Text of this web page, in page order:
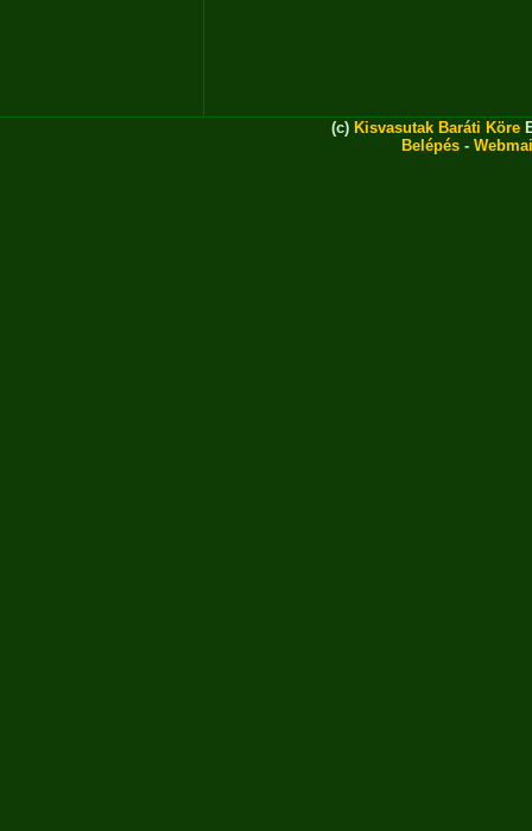
(c) Kisvasutak Baráti Köre
Belépés -